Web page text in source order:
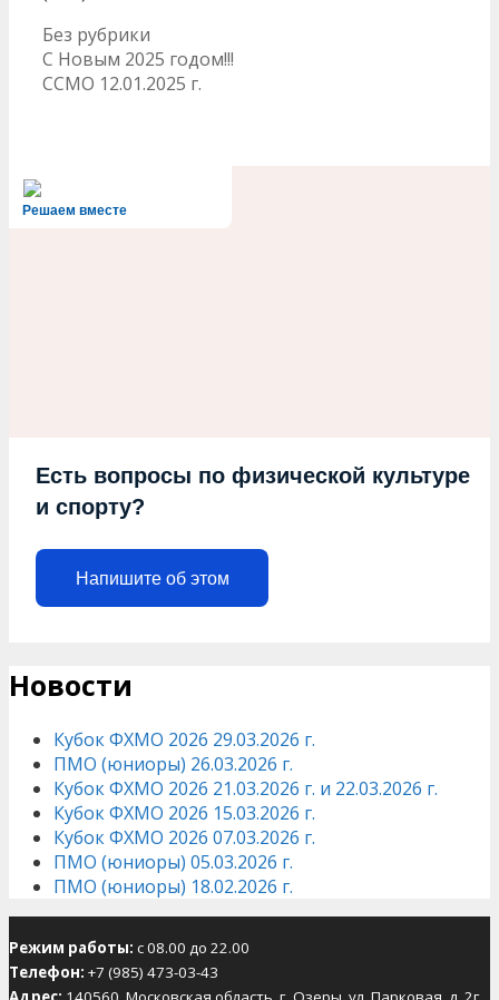
Рубрики
Без рубрики
Навигация
записи
С Новым 2025 годом!!!
ССМО 12.01.2025 г.
Решаем вместе
Есть вопросы по физической культуре
и спорту?
Напишите об этом
Новости
Кубок ФХМО 2026 29.03.2026 г.
ПМО (юниоры) 26.03.2026 г.
Кубок ФХМО 2026 21.03.2026 г. и 22.03.2026 г.
Кубок ФХМО 2026 15.03.2026 г.
Кубок ФХМО 2026 07.03.2026 г.
ПМО (юниоры) 05.03.2026 г.
ПМО (юниоры) 18.02.2026 г.
Режим работы: с 08.00 до 22.00
Телефон: +7 (985) 473-03-43